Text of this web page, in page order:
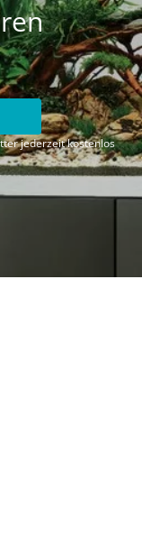
jederzeit kostenlos